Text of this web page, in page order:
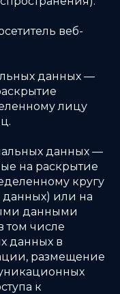
веб-
данных —
лицу
данных —
на раскрытие
кругу
или на
данными
том числе
данных в
размещение
к